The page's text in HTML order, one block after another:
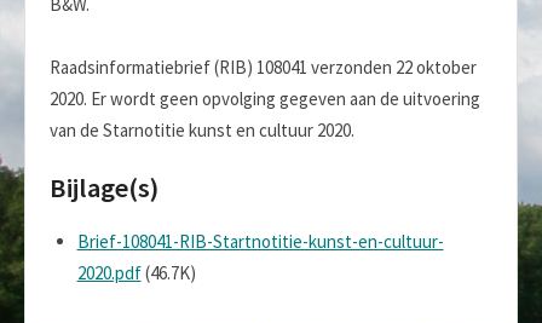
Raadsinformatiebrief (RIB) 108041 verzonden 22 oktober
2020. Er wordt geen opvolging gegeven aan de uitvoering
van de Starnotitie kunst en cultuur 2020.
Bijlage(s)
Brief-108041-RIB-Startnotitie-kunst-en-cultuur-
2020.pdf(46.7K)